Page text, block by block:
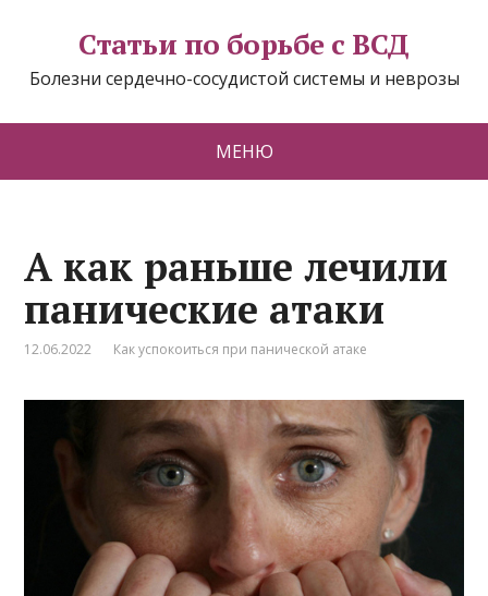
Статьи по борьбе с ВСД
Болезни сердечно-сосудистой системы и неврозы
МЕНЮ
А как раньше лечили
панические атаки
12.06.2022 Как успокоиться при панической атаке